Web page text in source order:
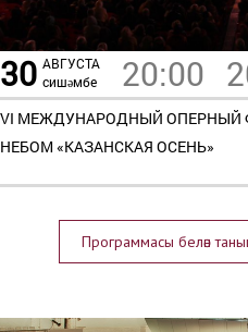
30 АВГУСТА
сишәмбе
20:00
VI МЕЖДУНАРОДНЫЙ ОПЕРНЫЙ
НЕБОМ «КАЗАНСКАЯ ОСЕНЬ»
Программасы белән